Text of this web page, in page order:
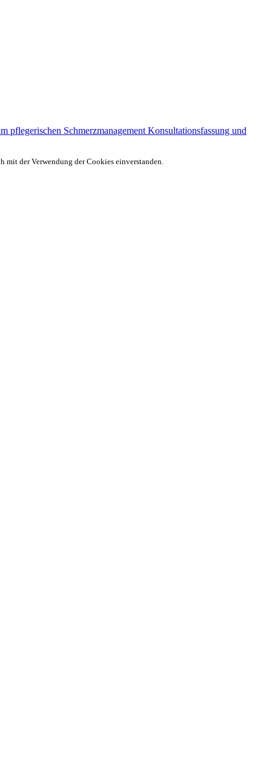
pflegerischen Schmerzmanagement Konsultationsfassung und
mit der Verwendung der Cookies einverstanden.